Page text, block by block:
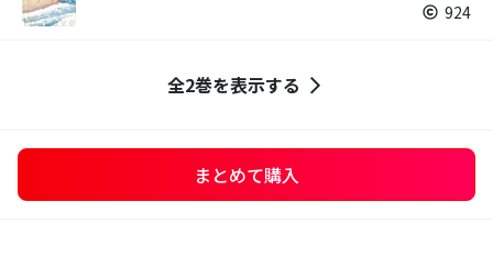
924
全2巻を表示する
まとめて購入